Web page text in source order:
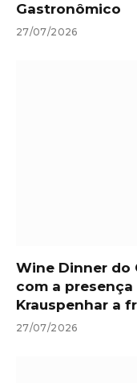
Gastronômico
27/07/2026
Wine Dinner do
com a
Krauspenhar a
27/07/2026